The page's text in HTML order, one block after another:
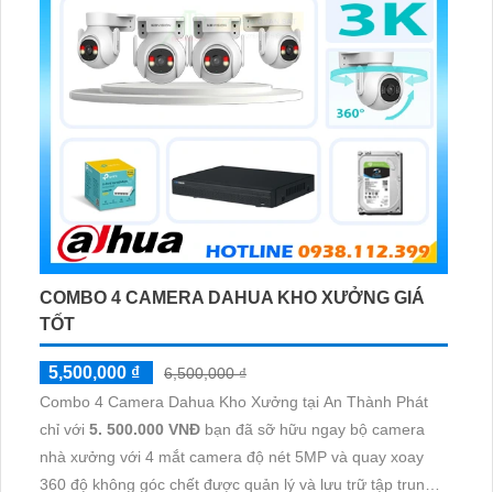
5,700,000 ₫
8,300,000 ₫
Bộ Camera IP WIFI DAHUA Văn Phòng Giá Rẻ là trọn gói
4 mắt camera với độ phân giải 3MP được quản lý bở đầu
cứng trong đầu ghi hình với đầy đủ các chưc năng như AI
Phát hiện chuyển động, đàm thoại âm thanh 2 chiều và